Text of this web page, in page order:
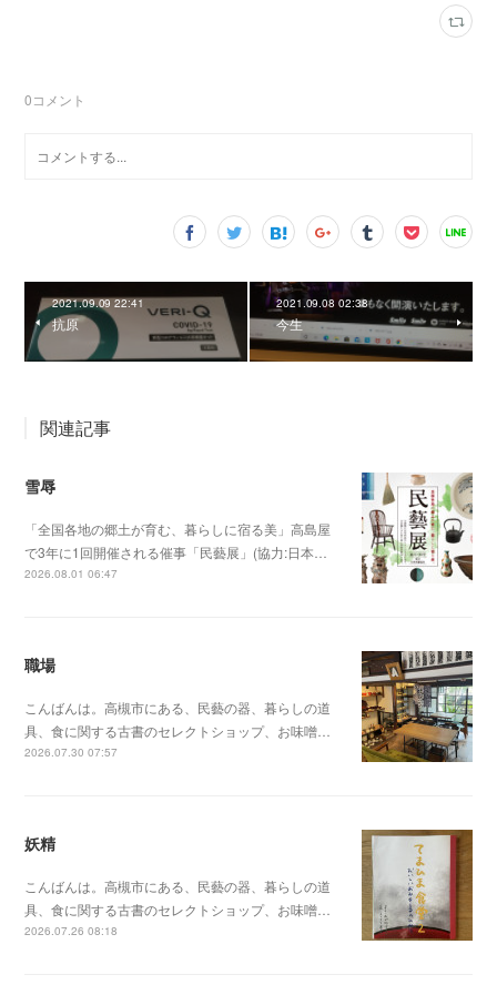
0コメント
2021.09.09 22:41
抗原
2021.09.08 02:38
今生
関連記事
雪辱
「全国各地の郷土が育む、暮らしに宿る美」高島屋
で3年に1回開催される催事「民藝展」(協力:日本…
2026.08.01 06:47
職場
こんばんは。高槻市にある、民藝の器、暮らしの道
具、食に関する古書のセレクトショップ、お味噌…
2026.07.30 07:57
妖精
こんばんは。高槻市にある、民藝の器、暮らしの道
具、食に関する古書のセレクトショップ、お味噌…
2026.07.26 08:18